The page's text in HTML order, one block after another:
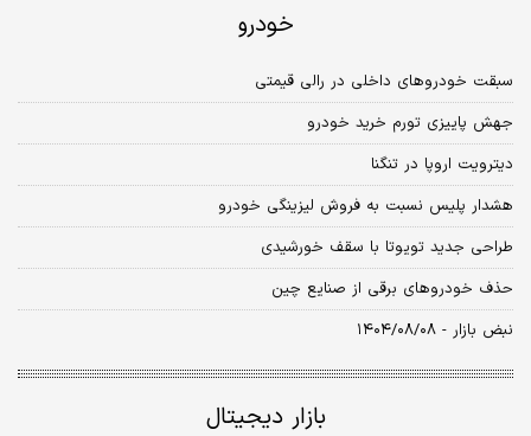
خودرو
سبقت خودروهای داخلی‌ در رالی قیمتی
جهش پاییزی تورم خرید خودرو
دیترویت اروپا در تنگنا
هشدار پلیس نسبت به فروش لیزینگی خودرو
طراحی جدید تویوتا با سقف خورشیدی
حذف خودروهای برقی از صنایع چین
نبض بازار - ۱۴۰۴/۰۸/۰۸
بازار دیجیتال